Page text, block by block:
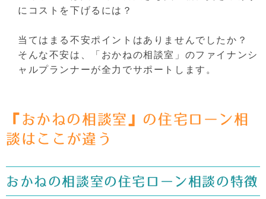
にコストを下げるには？
当てはまる不安ポイントはありませんでしたか？
そんな不安は、「おかねの相談室」のファイナンシ
ャルプランナーが全力でサポートします。
『おかねの相談室』の住宅ローン相
談はここが違う
おかねの相談室の住宅ローン相談の特徴